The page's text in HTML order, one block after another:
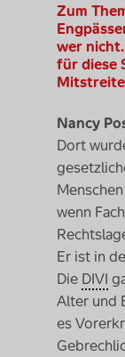
Zum
wer
für diese
Nancy
Dort
wenn
Er ist in
Die DIVI
Alter und
es